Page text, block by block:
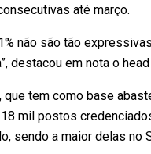
até março.
não são tão
destacou em nota o
que tem como base
mil postos
sendo a maior delas no